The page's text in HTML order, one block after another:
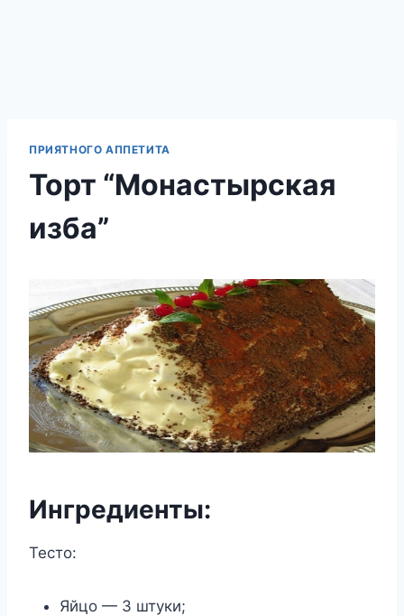
ПРИЯТНОГО АППЕТИТА
Торт “Монастырская
изба”
Ингредиенты:
Тесто:
Яйцо — 3 штуки;